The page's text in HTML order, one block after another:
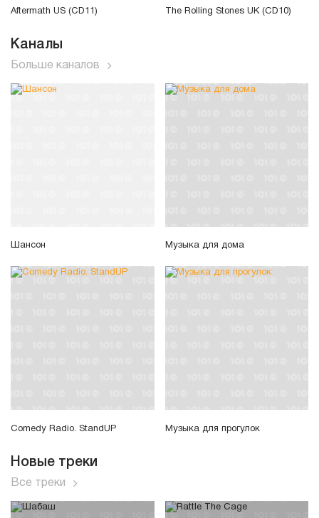
Aftermath US (CD11) The Rolling Stones UK (CD10)
Каналы
Больше каналов
Шансон Музыка для дома
Comedy Radio. StandUP Музыка для прогулок
Новые треки
Все треки